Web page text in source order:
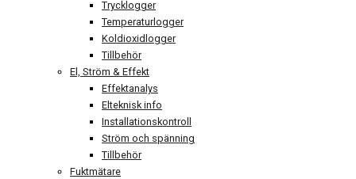
Trycklogger
Temperaturlogger
Koldioxidlogger
Tillbehör
El, Ström & Effekt
Effektanalys
Elteknisk info
Installationskontroll
Ström och spänning
Tillbehör
Fuktmätare